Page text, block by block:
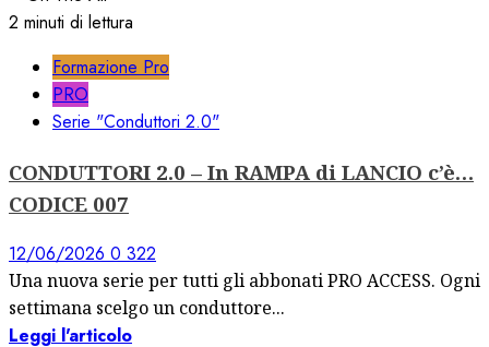
2 minuti di lettura
Formazione Pro
PRO
Serie "Conduttori 2.0"
CONDUTTORI 2.0 – In RAMPA di LANCIO c’è…
CODICE 007
12/06/2026 0 322
Una nuova serie per tutti gli abbonati PRO ACCESS. Ogni
settimana scelgo un conduttore...
Leggi l'articolo